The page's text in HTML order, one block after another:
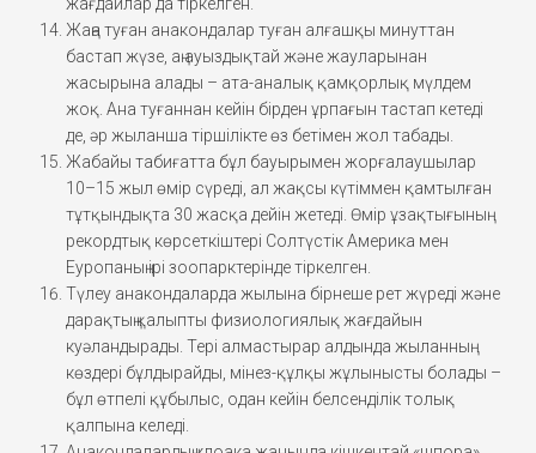
жағдайлар да тіркелген.
Жаңа туған анакондалар туған алғашқы минуттан
бастап жүзе, аң ауыздықтай және жауларынан
жасырына алады – ата-аналық қамқорлық мүлдем
жоқ. Ана туғаннан кейін бірден ұрпағын тастап кетеді
де, әр жыланша тіршілікте өз бетімен жол табады.
Жабайы табиғатта бұл бауырымен жорғалаушылар
10–15 жыл өмір сүреді, ал жақсы күтіммен қамтылған
тұтқындықта 30 жасқа дейін жетеді. Өмір ұзақтығының
рекордтық көрсеткіштері Солтүстік Америка мен
Еуропаның ірі зоопарктерінде тіркелген.
Түлеу анакондаларда жылына бірнеше рет жүреді және
дарақтың қалыпты физиологиялық жағдайын
куәландырады. Тері алмастырар алдында жыланның
көздері бұлдырайды, мінез-құлқы жұлынысты болады –
бұл өтпелі құбылыс, одан кейін белсенділік толық
қалпына келеді.